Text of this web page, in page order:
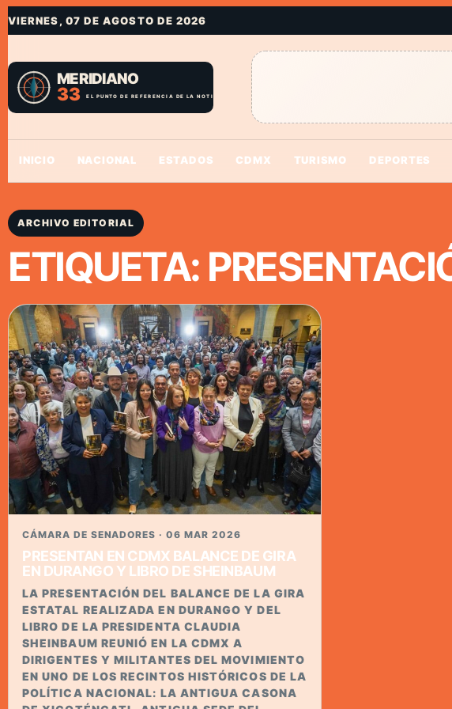
VIERNES, 07 DE AGOSTO DE 2026
INICIO NACIONAL ESTADOS CDMX TURISMO DEPORTES
ARCHIVO EDITORIAL
ETIQUETA:
CÁMARA DE SENADORES · 06 MAR 2026
PRESENTAN EN CDMX BALANCE DE GIRA
EN DURANGO Y LIBRO DE SHEINBAUM
LA PRESENTACIÓN DEL BALANCE DE LA GIRA
ESTATAL REALIZADA EN DURANGO Y DEL
LIBRO DE LA PRESIDENTA CLAUDIA
SHEINBAUM REUNIÓ EN LA CDMX A
DIRIGENTES Y MILITANTES DEL MOVIMIENTO
EN UNO DE LOS RECINTOS HISTÓRICOS DE LA
POLÍTICA NACIONAL: LA ANTIGUA CASONA